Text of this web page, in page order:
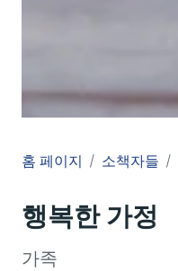
홈 페이지 소책자들
행복한 가정
가족